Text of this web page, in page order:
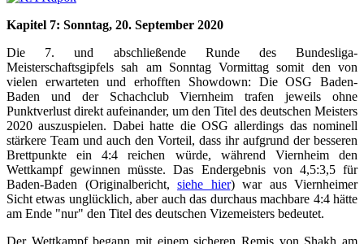
Kapitel 7: Sonntag, 20. September 2020
Die 7. und abschließende Runde des Bundesliga-
Meisterschaftsgipfels sah am Sonntag Vormittag somit den von
vielen erwarteten und erhofften Showdown: Die OSG Baden-
Baden und der Schachclub Viernheim trafen jeweils ohne
Punktverlust direkt aufeinander, um den Titel des deutschen Meisters
2020 auszuspielen. Dabei hatte die OSG allerdings das nominell
stärkere Team und auch den Vorteil, dass ihr aufgrund der besseren
Brettpunkte ein 4:4 reichen würde, während Viernheim den
Wettkampf gewinnen müsste. Das Endergebnis von 4,5:3,5 für
Baden-Baden (Originalbericht, siehe hier) war aus Viernheimer
Sicht etwas unglücklich, aber auch das durchaus machbare 4:4 hätte
am Ende "nur" den Titel des deutschen Vizemeisters bedeutet.